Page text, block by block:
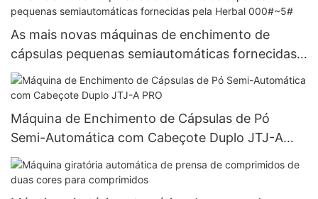
As mais novas máquinas de enchimento de
cápsulas pequenas semiautomáticas fornecidas
pela Herbal 000#~5#
Máquina de Enchimento de Cápsulas de Pó
Semi-Automática com Cabeçote Duplo JTJ-A
PRO